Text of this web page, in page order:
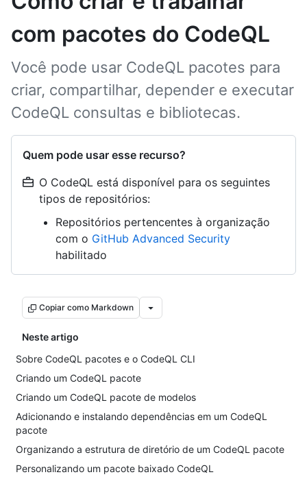
com pacotes do CodeQL
Você pode usar CodeQL pacotes para
criar, compartilhar, depender e executar
CodeQL consultas e bibliotecas.
Quem pode usar esse recurso?
O CodeQL está disponível para os seguintes
tipos de repositórios:
Repositórios pertencentes à organização
com o GitHub Advanced Security
habilitado
Copiar como Markdown
Neste artigo
Sobre CodeQL pacotes e o CodeQL CLI
Criando um CodeQL pacote
Criando um CodeQL pacote de modelos
Adicionando e instalando dependências em um CodeQL
pacote
Organizando a estrutura de diretório de um CodeQL pacote
Personalizando um pacote baixado CodeQL